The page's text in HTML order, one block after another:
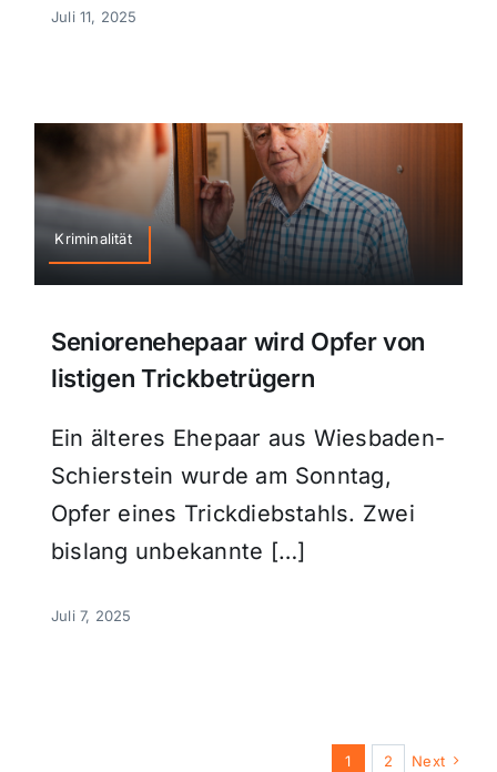
Juli 11, 2025
Kriminalität
Seniorenehepaar wird Opfer von
listigen Trickbetrügern
Ein älteres Ehepaar aus Wiesbaden-
Schierstein wurde am Sonntag,
Opfer eines Trickdiebstahls. Zwei
bislang unbekannte […]
Juli 7, 2025
1 2 Next